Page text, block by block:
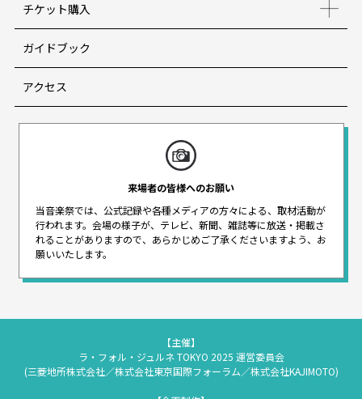
チケット購入
ガイドブック
アクセス
来場者の皆様へのお願い
当音楽祭では、公式記録や各種メディアの方々による、取材活動が
行われます。 会場の様子が、テレビ、新聞、雑誌等に放送・掲載さ
れることがありますので、 あらかじめご了承くださいますよう、お
願いいたします。
【主催】
ラ・フォル・ジュルネ TOKYO 2025 運営委員会
(三菱地所株式会社／株式会社東京国際フォーラム／株式会社KAJIMOTO)